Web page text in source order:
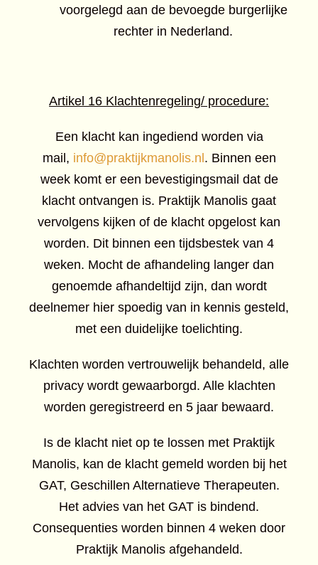
voorgelegd aan de bevoegde burgerlijke
rechter in Nederland.
Artikel 16 Klachtenregeling/ procedure:
Een klacht kan ingediend worden via
mail, info@praktijkmanolis.nl . Binnen een
week komt er een bevestigingsmail dat de
klacht ontvangen is. Praktijk Manolis gaat
vervolgens kijken of de klacht opgelost kan
worden. Dit binnen een tijdsbestek van 4
weken. Mocht de afhandeling langer dan
genoemde afhandeltijd zijn, dan wordt
deelnemer hier spoedig van in kennis gesteld,
met een duidelijke toelichting.
Klachten worden vertrouwelijk behandeld, alle
privacy wordt gewaarborgd. Alle klachten
worden geregistreerd en 5 jaar bewaard.
Is de klacht niet op te lossen met Praktijk
Manolis, kan de klacht gemeld worden bij het
GAT, Geschillen Alternatieve Therapeuten.
Het advies van het GAT is bindend.
Consequenties worden binnen 4 weken door
Praktijk Manolis afgehandeld.